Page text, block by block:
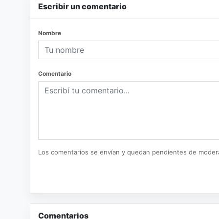
Escribir un comentario
Nombre
Comentario
Los comentarios se envían y quedan pendientes de
Comentarios